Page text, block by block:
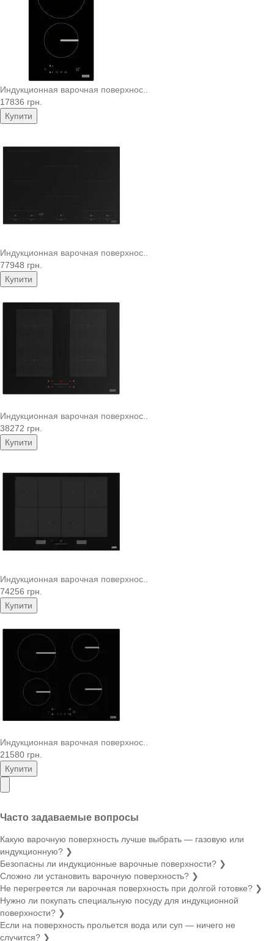
Индукционная варочная поверхнос..
17836 грн.
Купити
Индукционная варочная поверхнос..
77948 грн.
Купити
Индукционная варочная поверхнос..
38272 грн.
Купити
Индукционная варочная поверхнос..
74256 грн.
Купити
Индукционная варочная поверхнос..
21580 грн.
Купити
Часто задаваемые вопросы
Какую варочную поверхность лучше выбрать — газовую или
индукционную? ❯
Безопасны ли индукционные варочные поверхности? ❯
Сложно ли установить варочную поверхность? ❯
Не перегреется ли варочная поверхность при долгой готовке? ❯
Нужно ли покупать специальную посуду для индукционной
поверхности? ❯
Если на поверхность прольется вода или суп — ничего не
случится? ❯